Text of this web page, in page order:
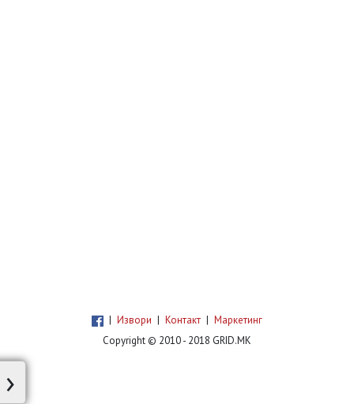
| Извори | Контакт | Маркетинг
Copyright © 2010 - 2018 GRID.MK
›